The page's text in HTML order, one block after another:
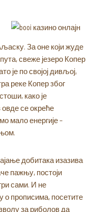
За оне који жуде
свеже језеро Копер
је по својој дивљој,
реке Копер због
како је
се окреће
мало енергије –
добитака изазива
пажњу, постоји
сами. И не
о прописима, посетите
за риболов да